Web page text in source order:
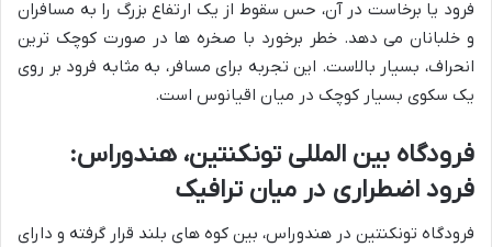
فرود یا برخاست در آن، حس سقوط از یک ارتفاع بزرگ را به مسافران
و خلبانان می دهد. خطر برخورد با صخره ها در صورت کوچک ترین
انحراف، بسیار بالاست. این تجربه برای مسافر، به مثابه فرود بر روی
یک سکوی بسیار کوچک در میان اقیانوس است.
فرودگاه بین المللی تونکنتین، هندوراس:
فرود اضطراری در میان ترافیک
فرودگاه تونکنتین در هندوراس، بین کوه های بلند قرار گرفته و دارای